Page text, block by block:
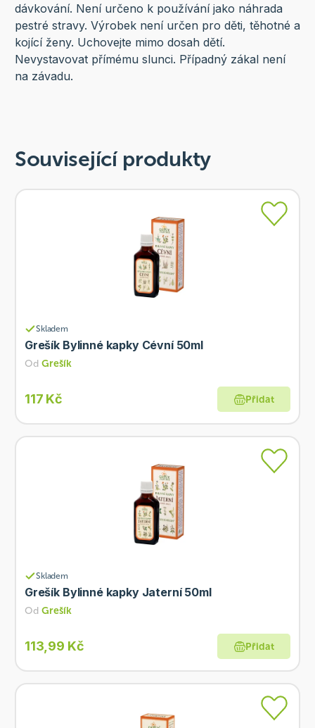
dávkování. Není určeno k používání jako náhrada
pestré stravy. Výrobek není určen pro děti, těhotné a
kojící ženy. Uchovejte mimo dosah dětí.
Nevystavovat přímému slunci. Případný zákal není
na závadu.
Související produkty
Skladem
Grešík Bylinné kapky Cévní 50ml
Od Grešík
117 Kč Přidat
Skladem
Grešík Bylinné kapky Jaterní 50ml
Od Grešík
113,99 Kč Přidat